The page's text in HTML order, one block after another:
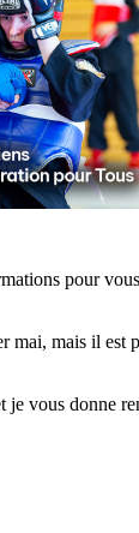
pour
mai, mais il
je vous donne